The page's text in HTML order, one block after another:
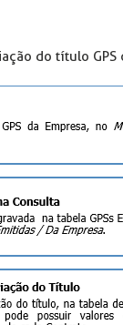
do título GPS